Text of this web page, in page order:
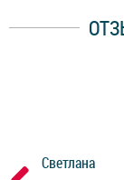
Светлана